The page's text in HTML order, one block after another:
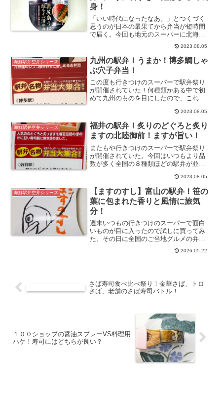
身！
「いい時代になったなあ。」とつくづく
思うのが日本の最果てから弁当が短時間
で届く。今回も地元のスーパーに北海道
の離れ小島 奥尻島の海の幸が入った空弁
が到着していた。奥尻島産のものは北海
道に行っても限られたところでしかいた
だ...
2023.08.05
海鮮駅弁空弁シリーズ
九州の駅弁！うまか！博多鯛しゃ
ぶ穴子弁当！
この度も行きつけのスーパーで駅弁祭り
が開催されていた！何種類かある中で初
めて九州のものを目にしたので、これを
穴子弁当。博多からのお出ましに心が躍
る。九州といえば個人的には九州醤油の
フ...
2023.08.05
海鮮駅弁空弁シリーズ
福井の駅弁！炙りのどぐろと炙り
ますの北陸御前！ますが旨い！
またもや行きつけのスーパーで駅弁祭り
が開催されていた。今回はいつもより品
数が多く全国の８種類ほどの駅弁が並べ
と炙りますの北陸御前 と言う名物弁当に
手を出した。やはり日本海ののどぐろ
と...
2023.08.05
海鮮駅弁空弁シリーズ
【ますのすし】富山の駅弁！笹の
葉に包まれた香りと風情に旅気
分！
週末いつもの行きつけのスーパーで面白
いものが目に入ったので試しに買ってみ
た。その日に全国のご当地グルメの弁当
フェアのブースが設けられていたので、
いくつかの産地の名物がある中から一つ
2026.05.22
さば寿司食べ比べ祭り！金華さば、トロ
さば、老舗のさば寿司バトル！
１００ショップの醤油スプレーVS料理用
ハケ！寿司にはどちらが良い？